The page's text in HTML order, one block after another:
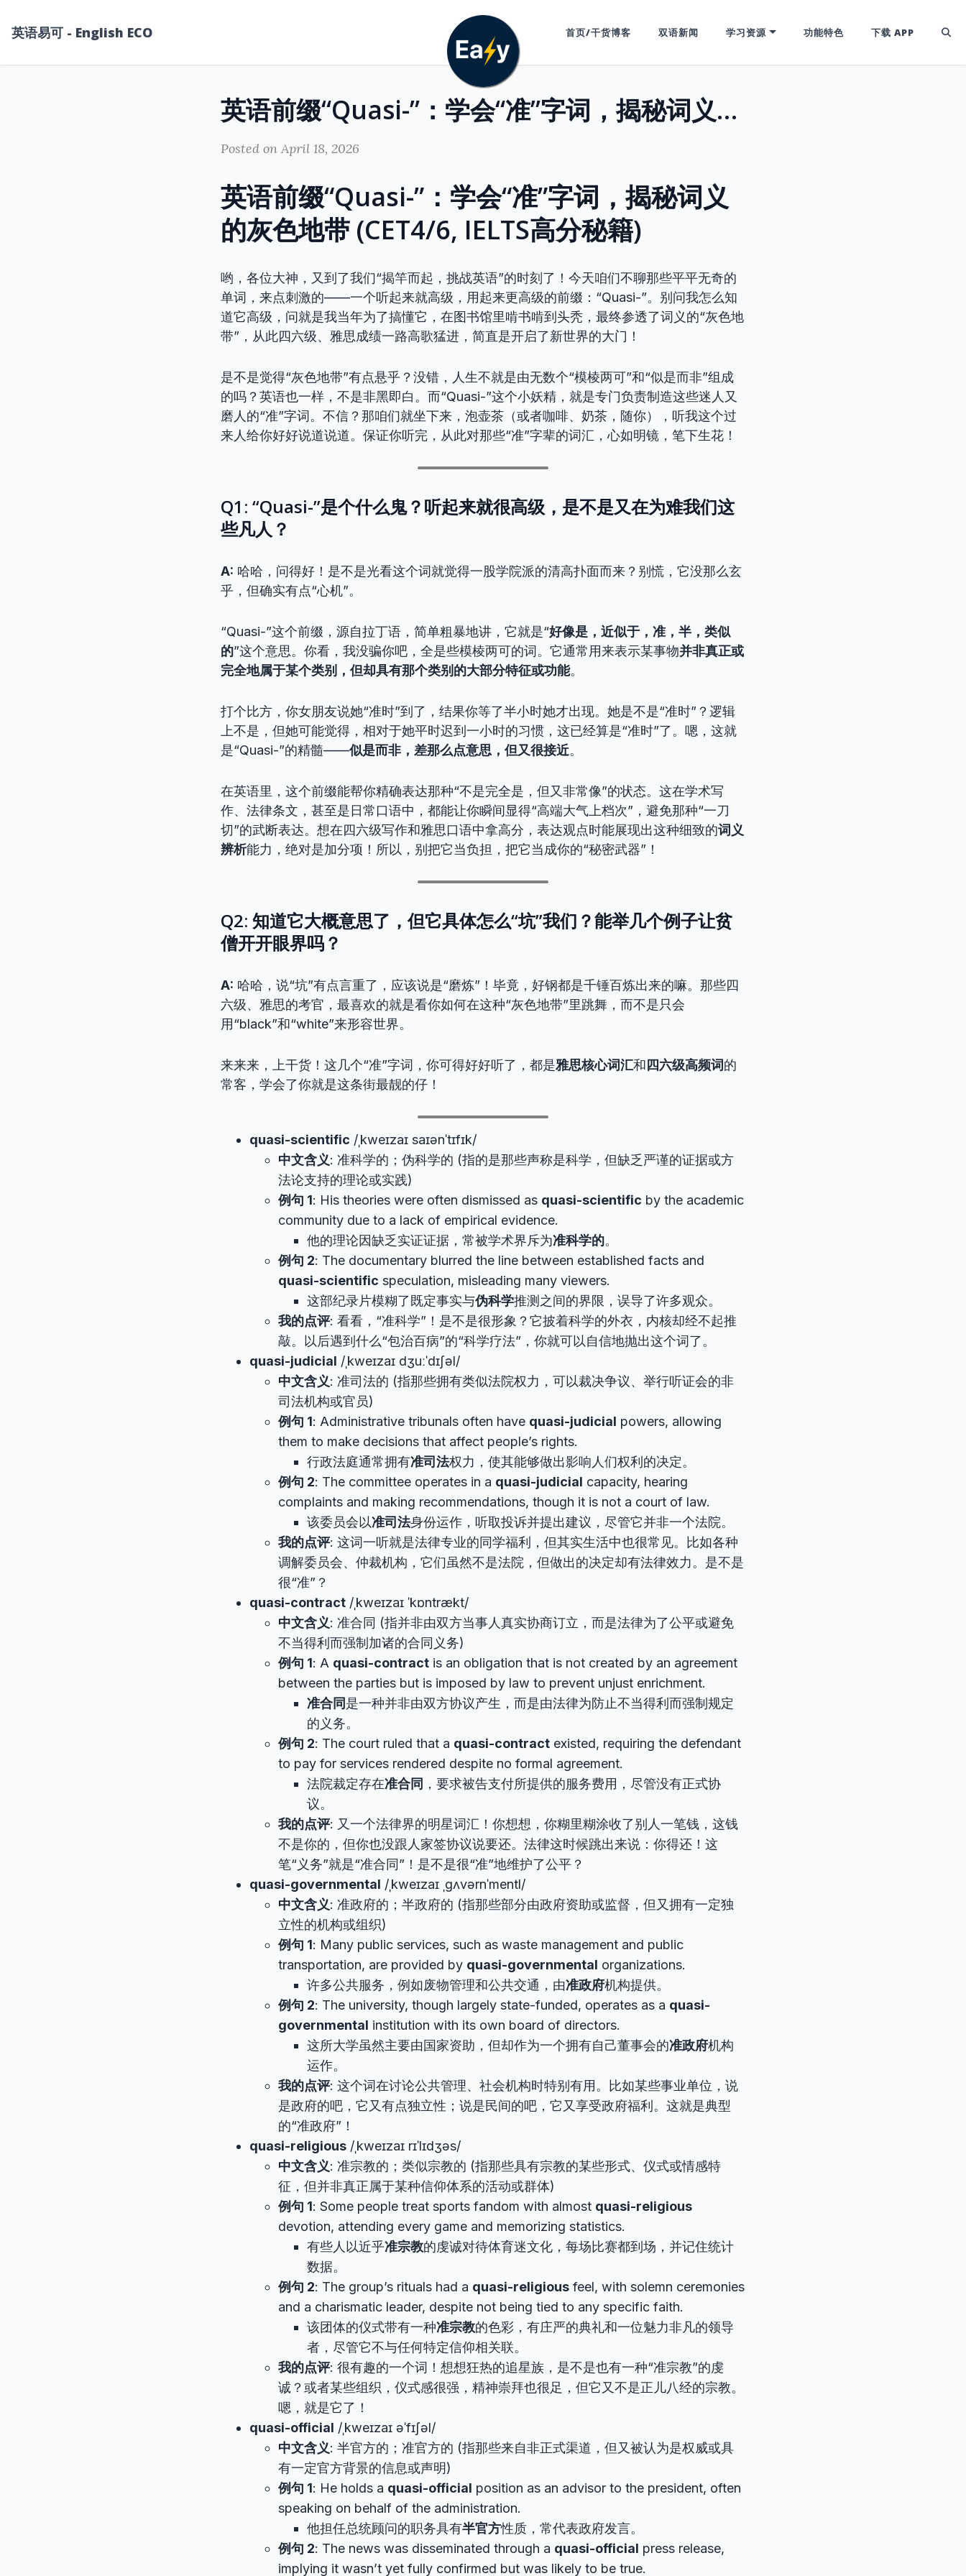
英语易可 - English ECO 首页/干货博客 双语新闻 学习资源 功能特色 下载 APP
英语前缀“Quasi-”：学会“准”字词，揭秘词义的灰色地带 (CET4/6, IELTS高分秘籍)
Posted on April 18, 2026
英语前缀“Quasi-”：学会“准”字词，揭秘词义
的灰色地带 (CET4/6, IELTS高分秘籍)
哟，各位大神，又到了我们“揭竿而起，挑战英语”的时刻了！今天咱们不聊那些平平无奇的
单词，来点刺激的——一个听起来就高级，用起来更高级的前缀：“Quasi-”。别问我怎么知
道它高级，问就是我当年为了搞懂它，在图书馆里啃书啃到头秃，最终参透了词义的“灰色地
带”，从此四六级、雅思成绩一路高歌猛进，简直是开启了新世界的大门！
是不是觉得“灰色地带”有点悬乎？没错，人生不就是由无数个“模棱两可”和“似是而非”组成
的吗？英语也一样，不是非黑即白。而“Quasi-”这个小妖精，就是专门负责制造这些迷人又
磨人的“准”字词。不信？那咱们就坐下来，泡壶茶（或者咖啡、奶茶，随你），听我这个过
来人给你好好说道说道。保证你听完，从此对那些“准”字辈的词汇，心如明镜，笔下生花！
Q1: “Quasi-”是个什么鬼？听起来就很高级，是不是又在为难我们这
些凡人？
A: 哈哈，问得好！是不是光看这个词就觉得一股学院派的清高扑面而来？别慌，它没那么玄
乎，但确实有点“心机”。
“Quasi-”这个前缀，源自拉丁语，简单粗暴地讲，它就是“好像是，近似于，准，半，类似
的”这个意思。你看，我没骗你吧，全是些模棱两可的词。它通常用来表示某事物并非真正或
完全地属于某个类别，但却具有那个类别的大部分特征或功能。
打个比方，你女朋友说她“准时”到了，结果你等了半小时她才出现。她是不是“准时”？逻辑
上不是，但她可能觉得，相对于她平时迟到一小时的习惯，这已经算是“准时”了。嗯，这就
是“Quasi-”的精髓——似是而非，差那么点意思，但又很接近。
在英语里，这个前缀能帮你精确表达那种“不是完全是，但又非常像”的状态。这在学术写
作、法律条文，甚至是日常口语中，都能让你瞬间显得“高端大气上档次”，避免那种“一刀
切”的武断表达。想在四六级写作和雅思口语中拿高分，表达观点时能展现出这种细致的词义
辨析能力，绝对是加分项！所以，别把它当负担，把它当成你的“秘密武器”！
Q2: 知道它大概意思了，但它具体怎么“坑”我们？能举几个例子让贫
僧开开眼界吗？
A: 哈哈，说“坑”有点言重了，应该说是“磨炼”！毕竟，好钢都是千锤百炼出来的嘛。那些四
六级、雅思的考官，最喜欢的就是看你如何在这种“灰色地带”里跳舞，而不是只会
用“black”和“white”来形容世界。
来来来，上干货！这几个“准”字词，你可得好好听了，都是雅思核心词汇和四六级高频词的
常客，学会了你就是这条街最靓的仔！
quasi-scientific /ˌkweɪzaɪ saɪənˈtɪfɪk/
中文含义: 准科学的；伪科学的 (指的是那些声称是科学，但缺乏严谨的证据或方
法论支持的理论或实践)
例句 1: His theories were often dismissed as quasi-scientific by the academic
community due to a lack of empirical evidence.
他的理论因缺乏实证证据，常被学术界斥为准科学的。
例句 2: The documentary blurred the line between established facts and
quasi-scientific speculation, misleading many viewers.
这部纪录片模糊了既定事实与伪科学推测之间的界限，误导了许多观众。
我的点评: 看看，“准科学”！是不是很形象？它披着科学的外衣，内核却经不起推
敲。以后遇到什么“包治百病”的“科学疗法”，你就可以自信地抛出这个词了。
quasi-judicial /ˌkweɪzaɪ dʒuːˈdɪʃəl/
中文含义: 准司法的 (指那些拥有类似法院权力，可以裁决争议、举行听证会的非
司法机构或官员)
例句 1: Administrative tribunals often have quasi-judicial powers, allowing
them to make decisions that affect people’s rights.
行政法庭通常拥有准司法权力，使其能够做出影响人们权利的决定。
例句 2: The committee operates in a quasi-judicial capacity, hearing
complaints and making recommendations, though it is not a court of law.
该委员会以准司法身份运作，听取投诉并提出建议，尽管它并非一个法院。
我的点评: 这词一听就是法律专业的同学福利，但其实生活中也很常见。比如各种
调解委员会、仲裁机构，它们虽然不是法院，但做出的决定却有法律效力。是不是
很“准”？
quasi-contract /ˌkweɪzaɪ ˈkɒntrækt/
中文含义: 准合同 (指并非由双方当事人真实协商订立，而是法律为了公平或避免
不当得利而强制加诸的合同义务)
例句 1: A quasi-contract is an obligation that is not created by an agreement
between the parties but is imposed by law to prevent unjust enrichment.
准合同是一种并非由双方协议产生，而是由法律为防止不当得利而强制规定
的义务。
例句 2: The court ruled that a quasi-contract existed, requiring the defendant
to pay for services rendered despite no formal agreement.
法院裁定存在准合同 ，要求被告支付所提供的服务费用，尽管没有正式协
议。
我的点评: 又一个法律界的明星词汇！你想想，你糊里糊涂收了别人一笔钱，这钱
不是你的，但你也没跟人家签协议说要还。法律这时候跳出来说：你得还！这
笔“义务”就是“准合同”！是不是很“准”地维护了公平？
quasi-governmental /ˌkweɪzaɪ ˌɡʌvərnˈmentl/
中文含义: 准政府的；半政府的 (指那些部分由政府资助或监督，但又拥有一定独
立性的机构或组织)
例句 1: Many public services, such as waste management and public
transportation, are provided by quasi-governmental organizations.
许多公共服务，例如废物管理和公共交通，由准政府机构提供。
例句 2: The university, though largely state-funded, operates as a quasi-
governmental institution with its own board of directors.
这所大学虽然主要由国家资助，但却作为一个拥有自己董事会的准政府机构
运作。
我的点评: 这个词在讨论公共管理、社会机构时特别有用。比如某些事业单位，说
是政府的吧，它又有点独立性；说是民间的吧，它又享受政府福利。这就是典型
的“准政府”！
quasi-religious /ˌkweɪzaɪ rɪˈlɪdʒəs/
中文含义: 准宗教的；类似宗教的 (指那些具有宗教的某些形式、仪式或情感特
征，但并非真正属于某种信仰体系的活动或群体)
例句 1: Some people treat sports fandom with almost quasi-religious
devotion, attending every game and memorizing statistics.
有些人以近乎准宗教的虔诚对待体育迷文化，每场比赛都到场，并记住统计
数据。
例句 2: The group’s rituals had a quasi-religious feel, with solemn ceremonies
and a charismatic leader, despite not being tied to any specific faith.
该团体的仪式带有一种准宗教的色彩，有庄严的典礼和一位魅力非凡的领导
者，尽管它不与任何特定信仰相关联。
我的点评: 很有趣的一个词！想想狂热的追星族，是不是也有一种“准宗教”的虔
诚？或者某些组织，仪式感很强，精神崇拜也很足，但它又不是正儿八经的宗教。
嗯，就是它了！
quasi-official /ˌkweɪzaɪ əˈfɪʃəl/
中文含义: 半官方的；准官方的 (指那些来自非正式渠道，但又被认为是权威或具
有一定官方背景的信息或声明)
例句 1: He holds a quasi-official position as an advisor to the president, often
speaking on behalf of the administration.
他担任总统顾问的职务具有半官方性质，常代表政府发言。
例句 2: The news was disseminated through a quasi-official press release,
implying it wasn’t yet fully confirmed but was likely to be true.